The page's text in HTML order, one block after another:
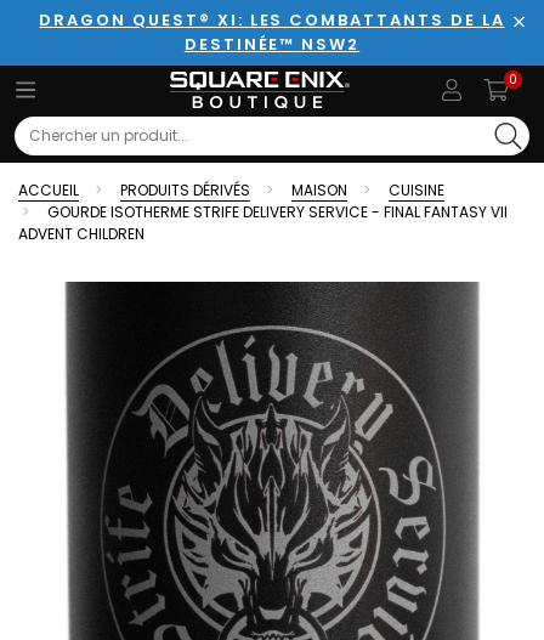
DRAGON QUEST® XI: LES COMBATTANTS DE LA
DESTINÉE™ NSW2
0
Search
ACCUEIL PRODUITS DÉRIVÉS MAISON
CUISINE
GOURDE ISOTHERME STRIFE DELIVERY SERVICE - FINAL FANTASY VII
ADVENT CHILDREN